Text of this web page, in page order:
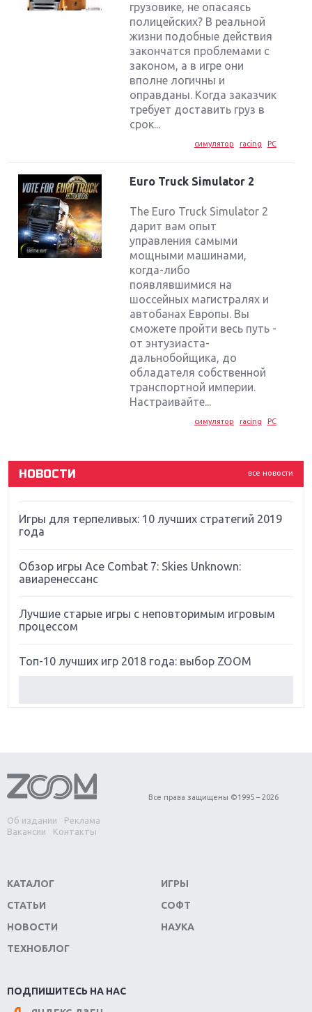
грузовике, не опасаясь
полицейских? В реальной
жизни подобные действия
закончатся проблемами с
законом, а в игре они
вполне логичны и
оправданы. Когда заказчик
требует доставить груз в
срок...
симулятор racing PC
Euro Truck Simulator 2
The Euro Truck Simulator 2
дарит вам опыт
управления самыми
мощными машинами,
когда-либо
появлявшимися на
шоссейных магистралях и
автобанах Европы. Вы
сможете пройти весь путь -
от энтузиаста-
дальнобойщика, до
обладателя собственной
транспортной империи.
Настраивайте...
симулятор racing PC
все новости
НОВОСТИ
Крупнейшие релизы мая: Nintendo, Microsoft и
Новинки для Nintendo Switch: Labo, South Park и
Far Cry 5: хвалить нельзя ругать
Игры для терпеливых: 10 лучших стратегий 2019
года
Обзор игры Ace Combat 7: Skies Unknown:
авиаренессанс
Лучшие старые игры с неповторимым игровым
процессом
Топ-10 лучших игр 2018 года: выбор ZOOM
Обзор игры Forza Horizon 4: вершина эволюции
Две важных новинки для консолей: Spider-Man и
Divinity Original Sin 2
Switch
Обзор игры The Crew 2: покорение Америки
Важнейшие анонсы E3 2018
Крупнейшие релизы мая: Nintendo, Microsoft и
Об издании
Реклама
Вакансии
Контакты
Все права защищены ©1995 – 2026
КАТАЛОГ
СТАТЬИ
НОВОСТИ
ТЕХНОБЛОГ
ИГРЫ
СОФТ
НАУКА
ПОДПИШИТЕСЬ НА НАС